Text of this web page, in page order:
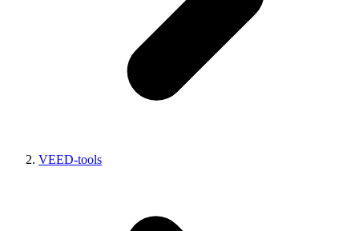
VEED-tools